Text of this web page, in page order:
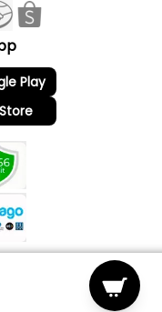
Play
os direitos reservados.